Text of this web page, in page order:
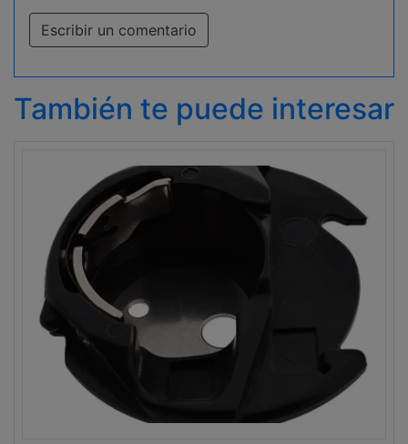
Escribir un comentario
También te puede interesar